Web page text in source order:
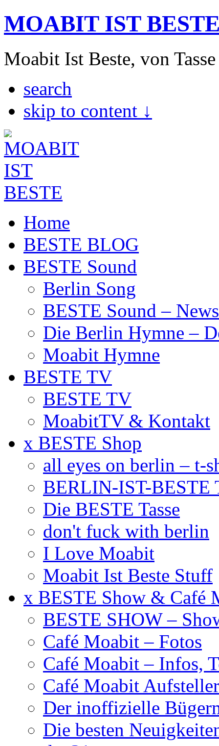
MOABIT IST
Moabit Ist Beste, von
search
skip to content ↓
Home
BESTE BLOG
BESTE Sound
Berlin Song
BESTE Sound –
Die Berlin Hymne –
Moabit Hymne
BESTE TV
BESTE TV
MoabitTV & Kontakt
x BESTE Shop
all eyes on berlin – t-
BERLIN-IST-BESTE
Die BESTE Tasse
don't fuck with berlin
I Love Moabit
Moabit Ist Beste Stuff
x BESTE Show & Café
BESTE SHOW –
Café Moabit – Fotos
Café Moabit – Infos,
Café Moabit Aufsteller
Der inoffizielle
Die besten